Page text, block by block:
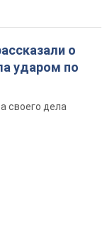
о
ударом по
своего дела